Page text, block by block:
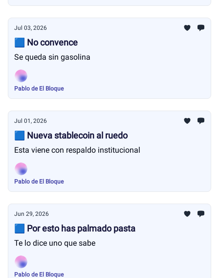
Jul 03, 2026
🟦 No convence
Se queda sin gasolina
Pablo de El Bloque
Jul 01, 2026
🟦 Nueva stablecoin al ruedo
Esta viene con respaldo institucional
Pablo de El Bloque
Jun 29, 2026
🟦 Por esto has palmado pasta
Te lo dice uno que sabe
Pablo de El Bloque